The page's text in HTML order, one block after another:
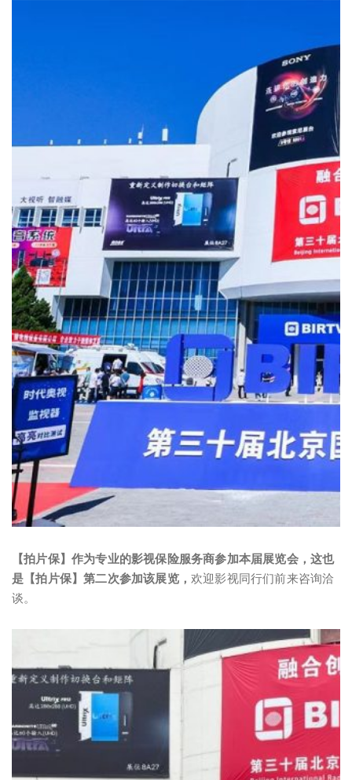
【拍片保】作为专业的影视保险服务商参加本届展览会，这也
是【拍片保】第二次参加该展览， 欢迎影视同行们前来咨询洽
谈。